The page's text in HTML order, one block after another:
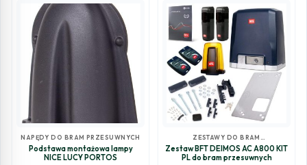
NAPĘDY DO BRAM PRZESUWNYCH
Podstawa montażowa lampy
NICE LUCY PORTOS
ZESTAWY DO BRAM
PRZESUWNYCH
Zestaw BFT DEIMOS AC A800 KIT
PL do bram przesuwnych